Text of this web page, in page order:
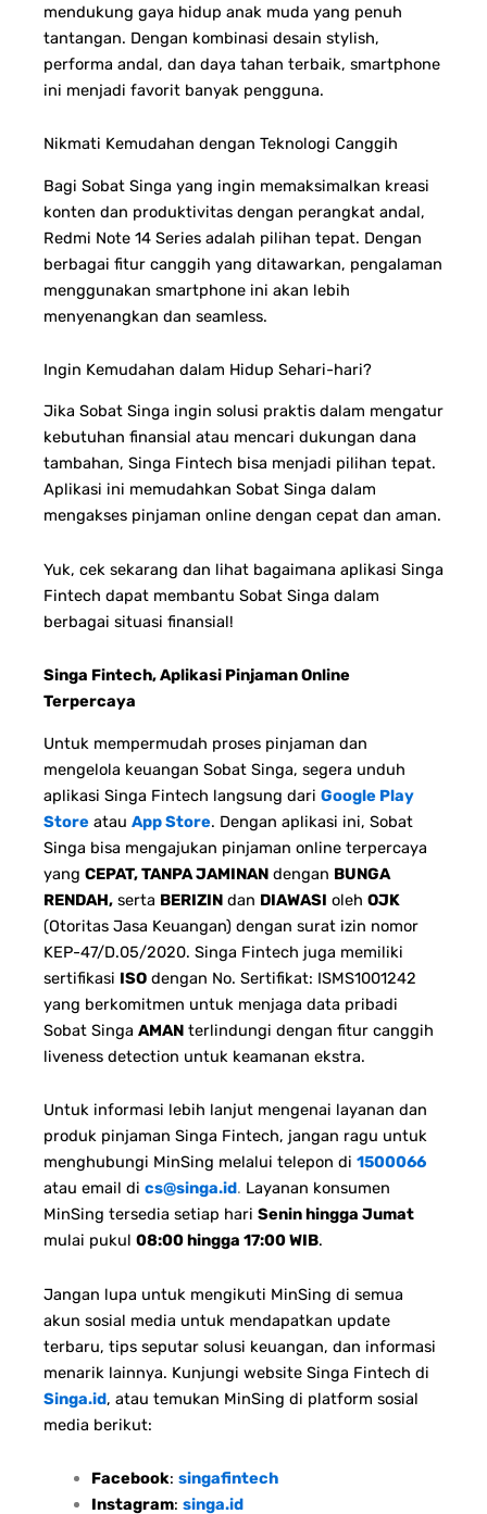
mendukung gaya hidup anak muda yang penuh
tantangan. Dengan kombinasi desain stylish,
performa andal, dan daya tahan terbaik, smartphone
ini menjadi favorit banyak pengguna.
Nikmati Kemudahan dengan Teknologi Canggih
Bagi Sobat Singa yang ingin memaksimalkan kreasi
konten dan produktivitas dengan perangkat andal,
Redmi Note 14 Series adalah pilihan tepat. Dengan
berbagai fitur canggih yang ditawarkan, pengalaman
menggunakan smartphone ini akan lebih
menyenangkan dan seamless.
Ingin Kemudahan dalam Hidup Sehari-hari?
Jika Sobat Singa ingin solusi praktis dalam mengatur
kebutuhan finansial atau mencari dukungan dana
tambahan, Singa Fintech bisa menjadi pilihan tepat.
Aplikasi ini memudahkan Sobat Singa dalam
mengakses pinjaman online dengan cepat dan aman.
Yuk, cek sekarang dan lihat bagaimana aplikasi Singa
Fintech dapat membantu Sobat Singa dalam
berbagai situasi finansial!
Singa Fintech, Aplikasi Pinjaman Online
Terpercaya
Untuk mempermudah proses pinjaman dan
mengelola keuangan Sobat Singa, segera unduh
aplikasi Singa Fintech langsung dari Google Play
Store atau App Store. Dengan aplikasi ini, Sobat
Singa bisa mengajukan pinjaman online terpercaya
yang CEPAT, TANPA JAMINAN dengan BUNGA
RENDAH, serta BERIZIN dan DIAWASI oleh OJK
(Otoritas Jasa Keuangan) dengan surat izin nomor
KEP-47/D.05/2020. Singa Fintech juga memiliki
sertifikasi ISO dengan No. Sertifikat: ISMS1001242
yang berkomitmen untuk menjaga data pribadi
Sobat Singa AMAN terlindungi dengan fitur canggih
liveness detection untuk keamanan ekstra.
Untuk informasi lebih lanjut mengenai layanan dan
produk pinjaman Singa Fintech, jangan ragu untuk
menghubungi MinSing melalui telepon di 1500066
atau email di cs@singa.id. Layanan konsumen
MinSing tersedia setiap hari Senin hingga Jumat
mulai pukul 08:00 hingga 17:00 WIB.
Jangan lupa untuk mengikuti MinSing di semua
akun sosial media untuk mendapatkan update
terbaru, tips seputar solusi keuangan, dan informasi
menarik lainnya. Kunjungi website Singa Fintech di
Singa.id, atau temukan MinSing di platform sosial
media berikut:
Facebook: singafintech
Instagram: singa.id